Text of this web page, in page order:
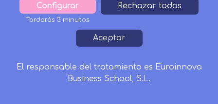
260€ 221€
formacion@inesalud.com
Condiciones de Matriculación
Política de Privacidad
Política de Cookies
Configurar
Tardarás 3 minutos
Rechazar todas
Aceptar
Withdraw
consent
El responsable del tratamiento es Euroinnova
Business School, S.L.